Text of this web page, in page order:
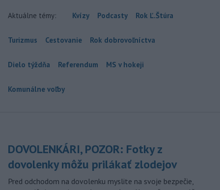
Aktuálne témy: Kvízy Podcasty Rok Ľ.Štúra
Turizmus Cestovanie Rok dobrovoľníctva
Dielo týždňa Referendum MS v hokeji
Komunálne voľby
DOVOLENKÁRI, POZOR: Fotky z
dovolenky môžu prilákať zlodejov
Pred odchodom na dovolenku myslite na svoje bezpečie,